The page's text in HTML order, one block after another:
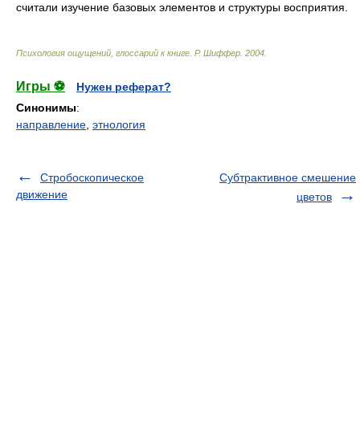
считали изучение базовых элементов и структуры восприятия.
Психология ощущений, глоссарий к книге Р. Шиффер 2004
Игры ⚽
Нужен реферат?
Синонимы:
направление этнология
Стробоскопическое
движение
Субтрактивное смешение
цветов